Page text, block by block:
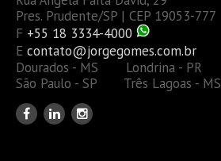
Pres. Prudente/SP | CEP 19053-777
F +55 18 3334-4000
E contato@jorgegomes.com.br
Dourados - MS Londrina - PR
São Paulo - SP Três Lagoas - MS